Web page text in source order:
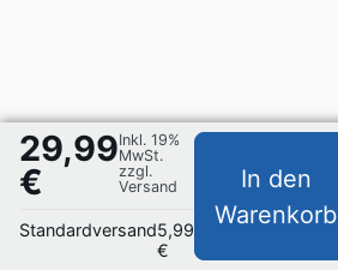
29,99
€
Inkl. 19%
MwSt.
zzgl.
Versand
Standardversand5,99
€
In den
Warenkorb